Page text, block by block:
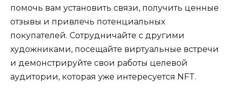
помочь вам установить связи, получить ценные
отзывы и привлечь потенциальных
покупателей. Сотрудничайте с другими
художниками, посещайте виртуальные встречи
и демонстрируйте свои работы целевой
аудитории, которая уже интересуется NFT.